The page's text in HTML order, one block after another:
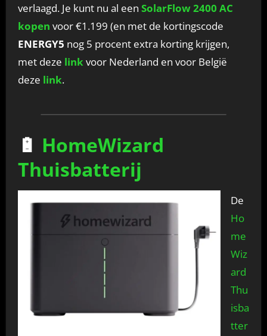
verlaagd. Je kunt nu al een SolarFlow 2400 AC
kopen voor €1.199 (en met de kortingscode
ENERGY5 nog 5 procent extra korting krijgen,
met deze linkvoor Nederland en voor België
deze link.
🔋 HomeWizard
Thuisbatterij
De
Ho
me
Wiz
ard
Thu
isba
tter